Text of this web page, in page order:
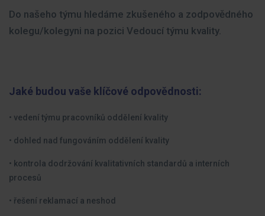
Do našeho týmu hledáme zkušeného a zodpovědného
kolegu/kolegyni na pozici Vedoucí týmu kvality.
Jaké budou vaše klíčové odpovědnosti:
• vedení týmu pracovníků oddělení kvality
• dohled nad fungováním oddělení kvality
• kontrola dodržování kvalitativních standardů a interních
procesů
• řešení reklamací a neshod